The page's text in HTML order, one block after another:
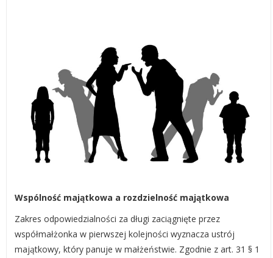
Wspólność majątkowa a rozdzielność majątkowa
Zakres odpowiedzialności za długi zaciągnięte przez
współmałżonka w pierwszej kolejności wyznacza ustrój
majątkowy, który panuje w małżeństwie. Zgodnie z art. 31 § 1